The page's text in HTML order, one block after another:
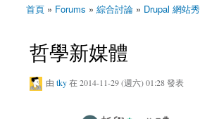
您在這裡
首頁 » Forums » 綜合討論 » Drupal 網站秀
哲學新媒體
由 tky在 2014-11-29 (週六) 01:28 發表